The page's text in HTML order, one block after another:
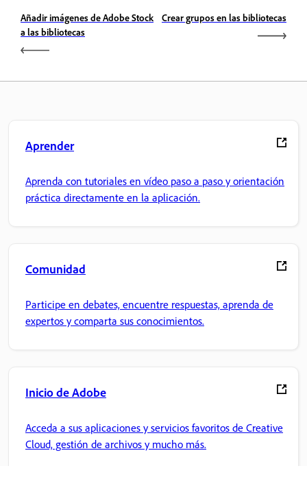
Añadir imágenes de Adobe Stock
a las bibliotecas
Crear grupos en las bibliotecas
Aprender
Aprenda con tutoriales en vídeo paso a paso y orientación
práctica directamente en la aplicación.
Comunidad
Participe en debates, encuentre respuestas, aprenda de
expertos y comparta sus conocimientos.
Inicio de Adobe
Acceda a sus aplicaciones y servicios favoritos de Creative
Cloud, gestión de archivos y mucho más.